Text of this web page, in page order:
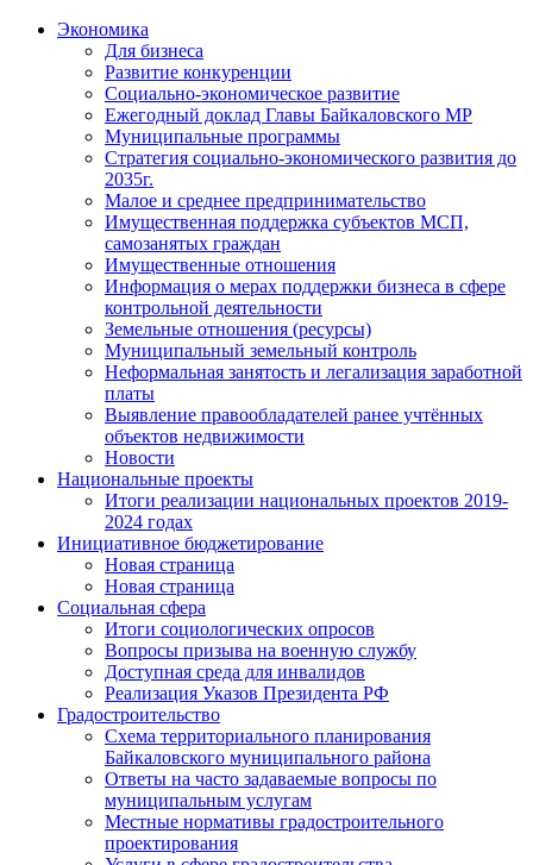
Экономика
Для бизнеса
Развитие конкуренции
Социально-экономическое развитие
Ежегодный доклад Главы Байкаловского МР
Муниципальные программы
Стратегия социально-экономического развития до
2035г.
Малое и среднее предпринимательство
Имущественная поддержка субъектов МСП,
самозанятых граждан
Имущественные отношения
Информация о мерах поддержки бизнеса в сфере
контрольной деятельности
Земельные отношения (ресурсы)
Муниципальный земельный контроль
Неформальная занятость и легализация заработной
платы
Выявление правообладателей ранее учтённых
объектов недвижимости
Новости
Национальные проекты
Итоги реализации национальных проектов 2019-
2024 годах
Инициативное бюджетирование
Новая страница
Новая страница
Социальная сфера
Итоги социологических опросов
Вопросы призыва на военную службу
Доступная среда для инвалидов
Реализация Указов Президента РФ
Градостроительство
Схема территориального планирования
Байкаловского муниципального района
Ответы на часто задаваемые вопросы по
муниципальным услугам
Местные нормативы градостроительного
проектирования